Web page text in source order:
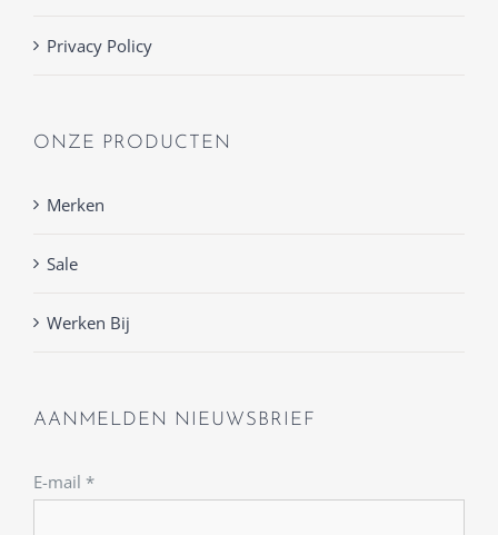
Privacy Policy
ONZE PRODUCTEN
Merken
Sale
Werken Bij
AANMELDEN NIEUWSBRIEF
E-mail *